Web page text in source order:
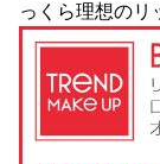
っくら理想のリ